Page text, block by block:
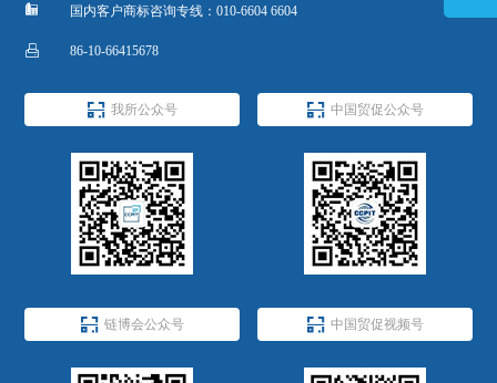
 国内客户商标咨询专线：010-6604 6604
 86-10-66415678
 我所公众号  中国贸促公众号
 链博会公众号  中国贸促视频号